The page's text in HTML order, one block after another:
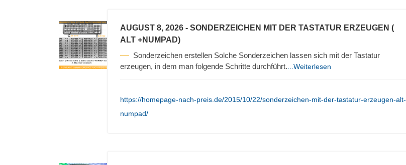
AUGUST 8, 2026 - SONDERZEICHEN MIT DER TASTATUR ERZEUGEN (
ALT +NUMPAD)
Sonderzeichen erstellen Solche Sonderzeichen lassen sich mit der Tastatur
erzeugen, in dem man folgende Schritte durchführt. ...Weiterlesen
https://homepage-nach-preis.de/2015/10/22/sonderzeichen-mit-der-tastatur-erzeugen-alt-
numpad/